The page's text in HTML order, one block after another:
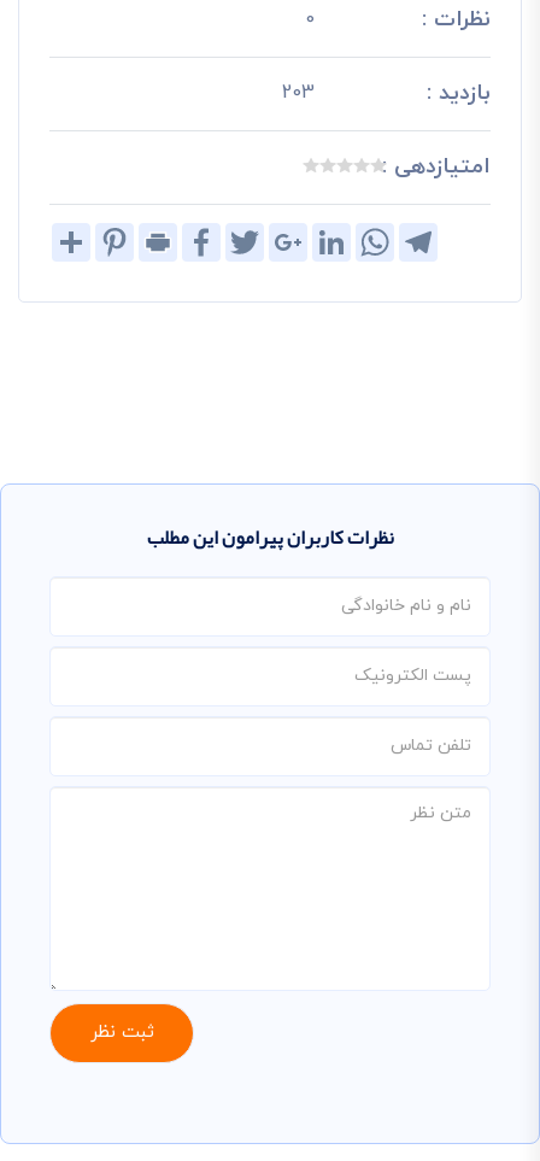
نظرات : 0
بازدید : 203
امتیازدهی :
Share
PinterestPrint
FacebookTwitterGoogle+LinkedIn
WhatsAppTelegram
نظرات کاربران پیرامون این مطلب